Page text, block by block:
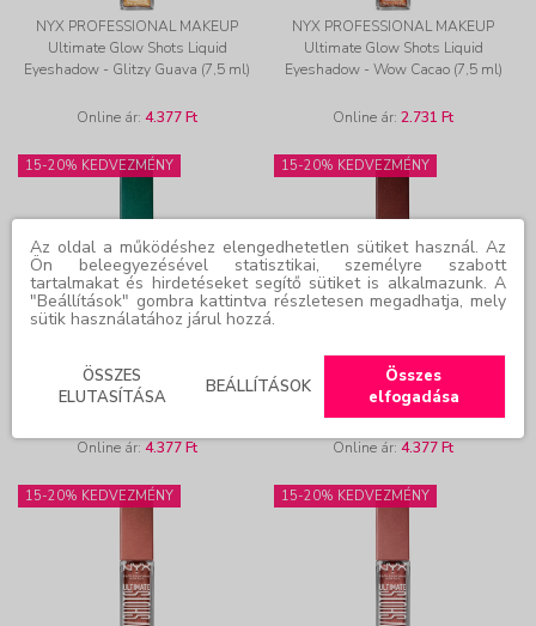
NYX PROFESSIONAL MAKEUP
Ultimate Glow Shots Liquid
Eyeshadow - Glitzy Guava (7,5 ml)
Online ár: 4.377 Ft
NYX PROFESSIONAL MAKEUP
Ultimate Glow Shots Liquid
Eyeshadow - Wow Cacao (7,5 ml)
Online ár: 2.731 Ft
15-20% KEDVEZMÉNY
Ultimate Glow Shots Liquid
Eyeshadow - Watermelon Wealth
Online ár: 4.377 Ft
15-20% KEDVEZMÉNY
NYX PROFESSIONAL MAKEUP
Ultimate Glow Shots Liquid
Eyeshadow - Six Figs (7,5 ml)
Online ár: 4.377 Ft
15-20% KEDVEZMÉNY 15-20% KEDVEZMÉNY
Az oldal a működéshez elengedhetetlen sütiket használ. Az
Ön beleegyezésével statisztikai, személyre szabott
tartalmakat és hirdetéseket segítő sütiket is alkalmazunk. A
"Beállítások" gombra kattintva részletesen megadhatja, mely
sütik használatához járul hozzá.
ÖSSZES
ELUTASÍTÁSA
BEÁLLÍTÁSOK
Összes
elfogadása